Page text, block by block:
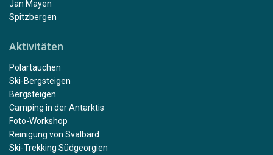
Jan Mayen
Spitzbergen
Aktivitäten
Polartauchen
Ski-Bergsteigen
Bergsteigen
Camping in der Antarktis
Foto-Workshop
Reinigung von Svalbard
Ski-Trekking Südgeorgien